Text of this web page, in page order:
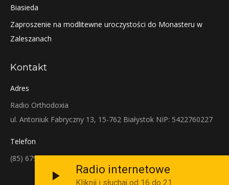
Biasieda
Zaproszenie na modlitewne uroczystości do Monasteru w
Zaleszanach
Kontakt
Adres
Radio Orthodoxia
ul. Antoniuk Fabryczny 13, 15-762 Białystok NIP: 5422760227
Telefon
(85) 679-38-38
Radio internetowe
Kliknij i słuchaj od 16 do 21